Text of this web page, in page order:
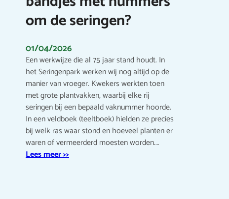
om de seringen?
01/04/2026
Een werkwijze die al 75 jaar stand houdt. In
het Seringenpark werken wij nog altijd op de
manier van vroeger. Kwekers werkten toen
met grote plantvakken, waarbij elke rij
seringen bij een bepaald vaknummer hoorde.
In een veldboek (teeltboek) hielden ze precies
bij welk ras waar stond en hoeveel planten er
waren of vermeerderd moesten worden.…
Lees meer >>